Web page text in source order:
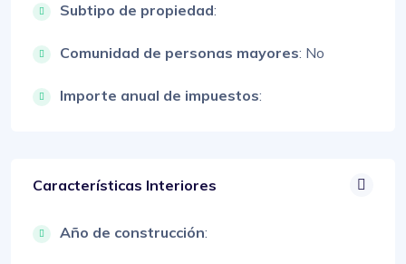
Subtipo de propiedad:
Comunidad de personas mayores: No
Importe anual de impuestos:
Características Interiores
Año de construcción: